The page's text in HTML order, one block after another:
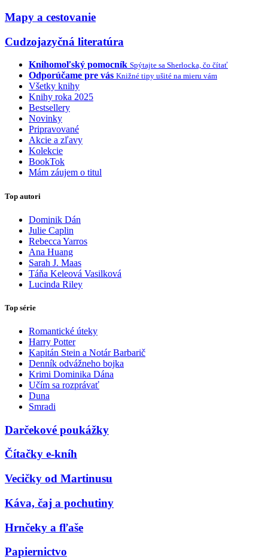
Mapy a cestovanie
Cudzojazyčná literatúra
Knihomoľský pomocník Spýtajte sa Sherlocka, čo čítať
Odporúčame pre vás Knižné tipy ušité na mieru vám
Všetky knihy
Knihy roka 2025
Bestsellery
Novinky
Pripravované
Akcie a zľavy
Kolekcie
BookTok
Mám záujem o titul
Top autori
Dominik Dán
Julie Caplin
Rebecca Yarros
Ana Huang
Sarah J. Maas
Táňa Keleová Vasilková
Lucinda Riley
Top série
Romantické úteky
Harry Potter
Kapitán Stein a Notár Barbarič
Denník odvážneho bojka
Krimi Dominika Dána
Učím sa rozprávať
Duna
Smradi
Darčekové poukážky
Čítačky e-kníh
Vecičky od Martinusu
Káva, čaj a pochutiny
Hrnčeky a fľaše
Papiernictvo